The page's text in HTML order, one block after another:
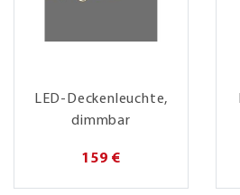
LED-Deckenleuchte,
dimmbar
159 €